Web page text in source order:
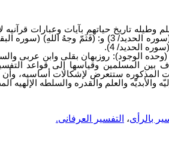
تاریخ حیاتهم بآیات وعبارات قرآنیه
(وحده الوجود): روزبهان بقلی وابن عربی
المسلمین وقیاسها إلی قواعد
ستتعرض لإشکالات أساسیه، وأن
والأبدیّه والعلم والقدره والسلطه الإلهیه
بالرأی، التفسیر العرفانی.